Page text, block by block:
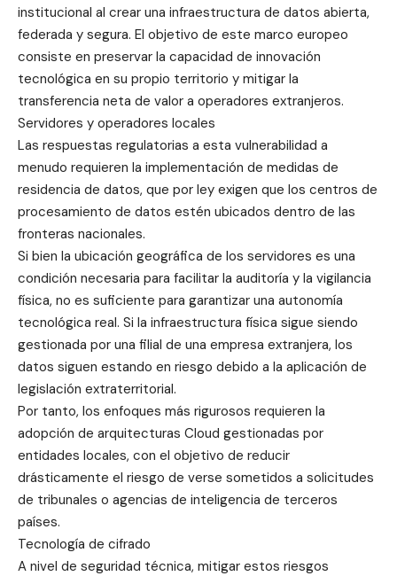
institucional al crear una infraestructura de datos abierta,
federada y segura. El objetivo de este marco europeo
consiste en preservar la capacidad de innovación
tecnológica en su propio territorio y mitigar la
transferencia neta de valor a operadores extranjeros.
Servidores y operadores locales
Las respuestas regulatorias a esta vulnerabilidad a
menudo requieren la implementación de medidas de
residencia de datos, que por ley exigen que los centros de
procesamiento de datos estén ubicados dentro de las
fronteras nacionales.
Si bien la ubicación geográfica de los servidores es una
condición necesaria para facilitar la auditoría y la vigilancia
física, no es suficiente para garantizar una autonomía
tecnológica real. Si la infraestructura física sigue siendo
gestionada por una filial de una empresa extranjera, los
datos siguen estando en riesgo debido a la aplicación de
legislación extraterritorial.
Por tanto, los enfoques más rigurosos requieren la
adopción de arquitecturas Cloud gestionadas por
entidades locales, con el objetivo de reducir
drásticamente el riesgo de verse sometidos a solicitudes
de tribunales o agencias de inteligencia de terceros
países.
Tecnología de cifrado
A nivel de seguridad técnica, mitigar estos riesgos